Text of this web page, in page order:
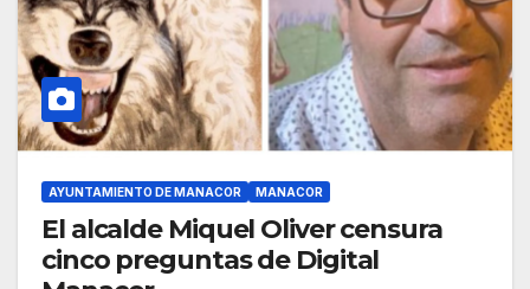
AYUNTAMIENTO DE MANACOR MANACOR
El alcalde Miquel Oliver censura
cinco preguntas de Digital